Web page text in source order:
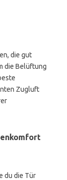
die gut
die Belüftung
Zugluft
du die Tür